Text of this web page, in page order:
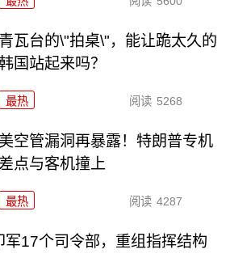
青瓦台的\"拍桌\"，能让跪太久的
国站起来吗？
最热 阅读 5268
美空管漏洞再暴露！特朗普专机
差点与客机撞上
最热 阅读 4287
军17个司令部，重组指挥结构